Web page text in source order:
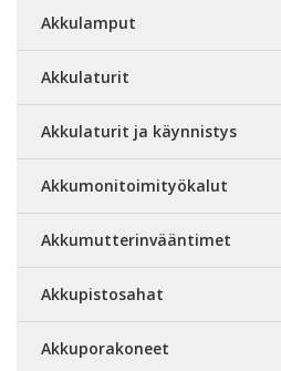
Akkulamput
Akkulaturit
Akkulaturit ja käynnistys
Akkumonitoimityökalut
Akkumutterinvääntimet
Akkupistosahat
Akkuporakoneet